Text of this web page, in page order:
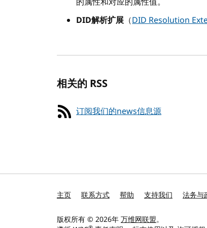
DID解析扩展 （DID Resolution
相关的 RSS
订阅我们的news信息源
主页 联系方式 帮助 支持我们 法务与
版权所有 © 2026年万维网联盟。